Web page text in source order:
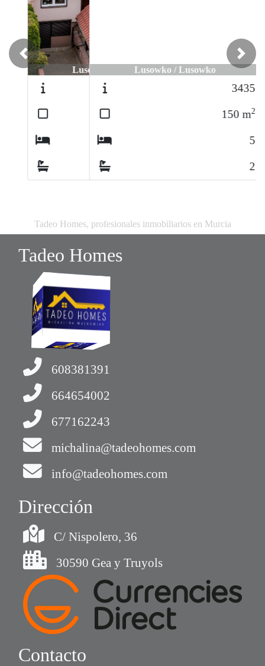
Lusowko / Lusowko
Previous Next
Tadeo Homes, profesionales inmobiliarios en Murcia
Tadeo Homes
608381391
664654002
677162243
michalina@tadeohomes.com
info@tadeohomes.com
Dirección
C/ Nispolero, 36
30590 Gea y Truyols
Contacto